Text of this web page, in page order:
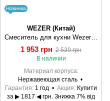
Новинка
WEZER (Китай)
Смеситель для кухни Wezer EKO4G-01 кухня одновес. выс. поворот. излил нерж. сталь гайка Ø25 (сатин)
1 953 грн 2 539 грн
В наличии
Материал корпуса
Нержавеющая сталь
Гарантия 1 год Акция
Купити
за ▶ 1817 ◀ грн. Знижка 7% від